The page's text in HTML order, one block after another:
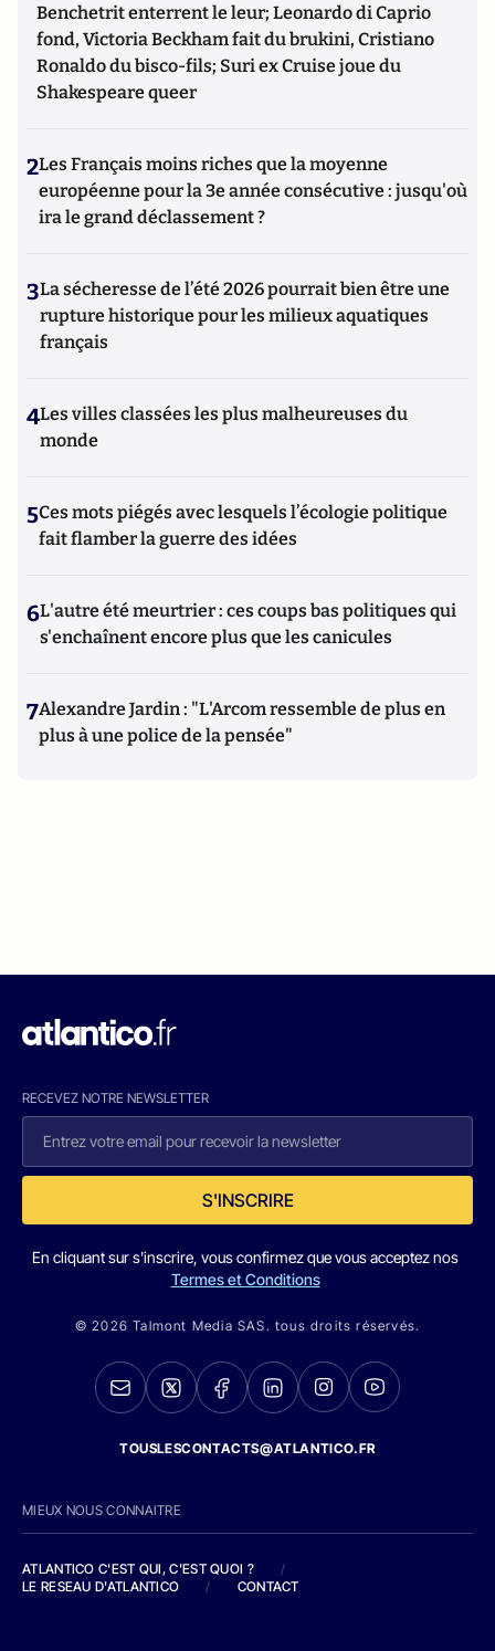
Benchetrit enterrent le leur; Leonardo di Caprio
fond, Victoria Beckham fait du brukini, Cristiano
Ronaldo du bisco-fils; Suri ex Cruise joue du
Shakespeare queer
2Les Français moins riches que la moyenne
européenne pour la 3e année consécutive : jusqu'où
ira le grand déclassement ?
3La sécheresse de l’été 2026 pourrait bien être une
rupture historique pour les milieux aquatiques
français
4Les villes classées les plus malheureuses du
monde
5Ces mots piégés avec lesquels l’écologie politique
fait flamber la guerre des idées
6L'autre été meurtrier : ces coups bas politiques qui
s'enchaînent encore plus que les canicules
7Alexandre Jardin : "L'Arcom ressemble de plus en
plus à une police de la pensée"
RECEVEZ NOTRE NEWSLETTER
S'INSCRIRE
En cliquant sur s'inscrire, vous confirmez que vous acceptez nos
Termes et Conditions
© 2026 Talmont Media SAS. tous droits réservés.
TOUSLESCONTACTS@ATLANTICO.FR
MIEUX NOUS CONNAITRE
ATLANTICO C'EST QUI, C'EST QUOI ?
/
LE RESEAU D'ATLANTICO
/ CONTACT